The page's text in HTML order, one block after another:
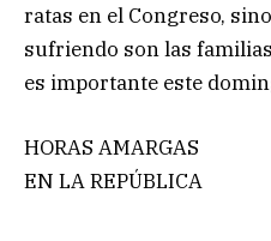
ratas en el Congreso,
sufriendo son las
es importante este
HORAS AMARGAS
EN LA REPÚBLICA